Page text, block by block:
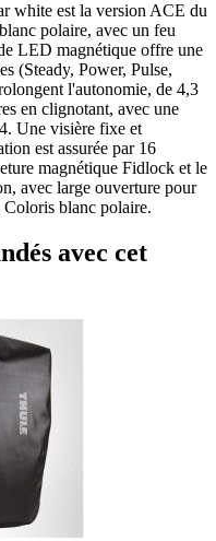
white est la version ACE du
polaire, avec un feu
LED magnétique offre une
(Steady, Power, Pulse,
l'autonomie, de 4,3
en clignotant, avec une
Une visière fixe et
est assurée par 16
magnétique Fidlock et le
avec large ouverture pour
blanc polaire.
avec cet